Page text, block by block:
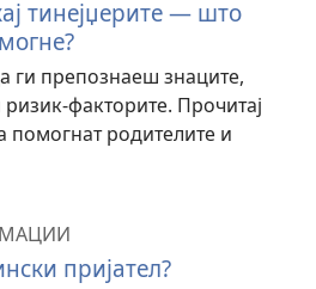
тинејџерите — што
ги препознаеш знаците,
факторите. Прочитај
помогнат родителите и
пријател?